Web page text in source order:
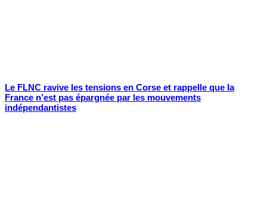
Le FLNC ravive les tensions en Corse et rappelle que la
France n’est pas épargnée par les mouvements
indépendantistes